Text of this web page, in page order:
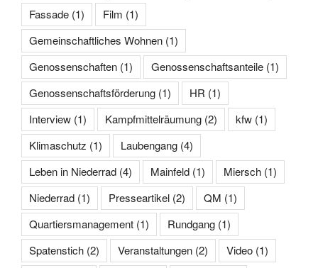
Fassade (1) Film (1)
Gemeinschaftliches Wohnen (1)
Genossenschaften (1) Genossenschaftsanteile (1)
Genossenschaftsförderung (1) HR (1)
Interview (1) Kampfmittelräumung (2) kfw (1)
Klimaschutz (1) Laubengang (4)
Leben in Niederrad (4) Mainfeld (1) Miersch (1)
Niederrad (1) Presseartikel (2) QM (1)
Quartiersmanagement (1) Rundgang (1)
Spatenstich (2) Veranstaltungen (2) Video (1)